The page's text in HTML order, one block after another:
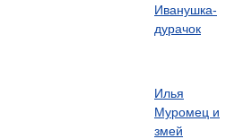
Иванушка-
дурачок
Илья
Муромец и
змей